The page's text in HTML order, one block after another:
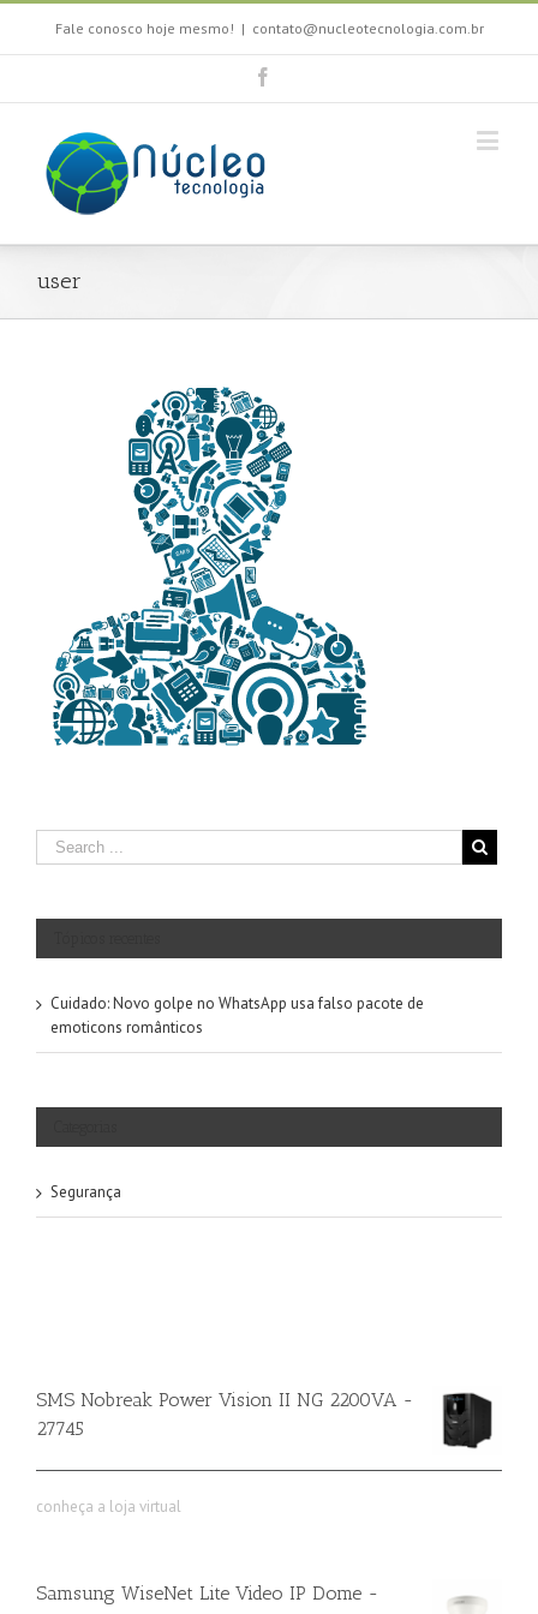
Fale conosco hoje mesmo! | contato@nucleotecnologia.com.br
user
Cuidado: Novo golpe no WhatsApp usa falso pacote de
emoticons românticos
Segurança
SMS Nobreak Power Vision II NG 2200VA -
27745
conheça a loja virtual
Samsung WiseNet Lite Video IP Dome -